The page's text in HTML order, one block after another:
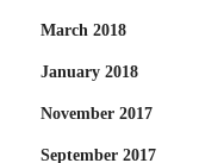
March 2018
January 2018
November 2017
September 2017